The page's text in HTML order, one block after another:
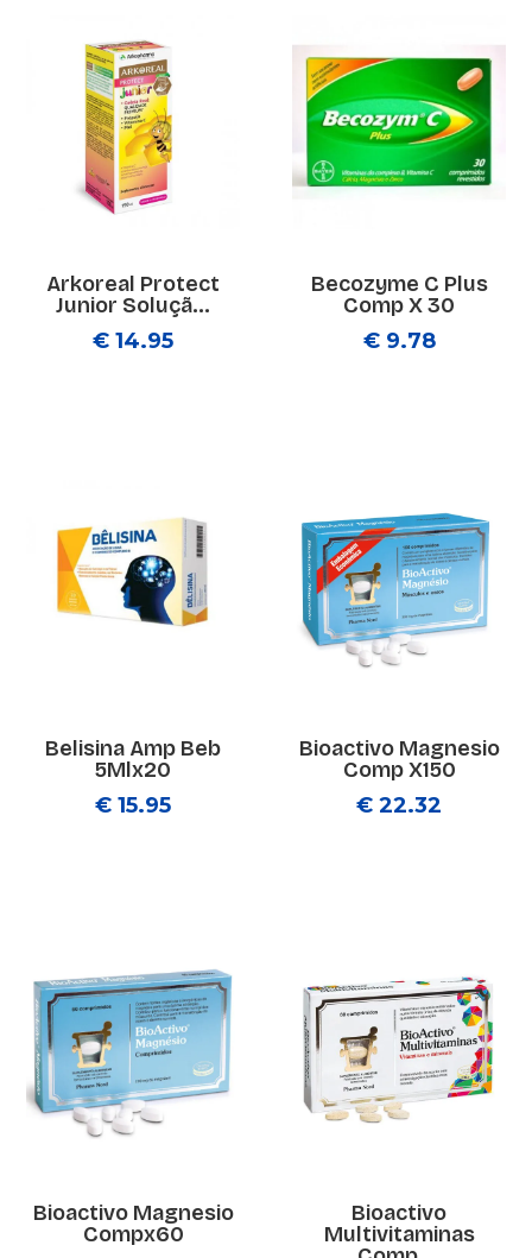
Arkoreal Protect
Junior Soluçã...
€ 14.95
Becozyme C Plus
Comp X 30
€ 9.78
Belisina Amp Beb
5Mlx20
€ 15.95
Bioactivo Magnesio
Comp X150
€ 22.32
Bioactivo Magnesio
Compx60
Bioactivo
Multivitaminas